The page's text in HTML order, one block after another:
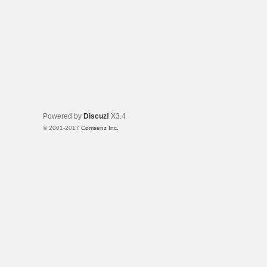
Powered by Discuz! X3.4
© 2001-2017 Comsenz Inc.